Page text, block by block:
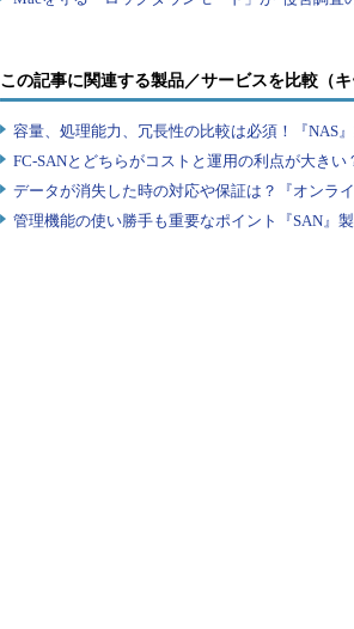
この記事に関連する製品／サービスを比較（キ
容量、処理能力、冗長性の比較は必須！『NAS
FC-SANとどちらがコストと運用の利点が大きい
データが消失した時の対応や保証は？『オンラ
管理機能の使い勝手も重要なポイント『SAN』